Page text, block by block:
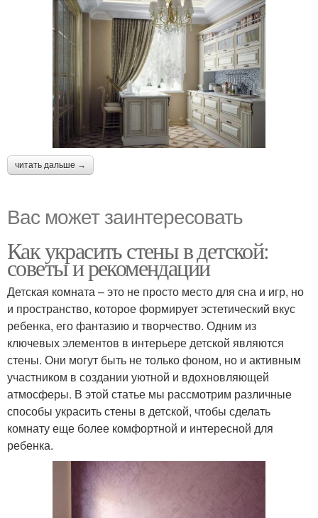
читать дальше →
Вас может заинтересовать
Как украсить стены в детской:
советы и рекомендации
Детская комната – это не просто место для сна и игр, но
и пространство, которое формирует эстетический вкус
ребенка, его фантазию и творчество. Одним из
ключевых элементов в интерьере детской являются
стены. Они могут быть не только фоном, но и активным
участником в создании уютной и вдохновляющей
атмосферы. В этой статье мы рассмотрим различные
способы украсить стены в детской, чтобы сделать
комнату еще более комфортной и интересной для
ребенка.